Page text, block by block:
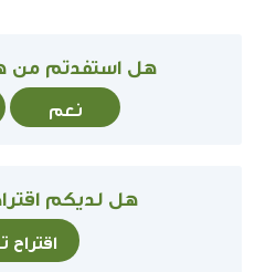
هل استفدتم من
نعم
هل لديكم
اقتراح